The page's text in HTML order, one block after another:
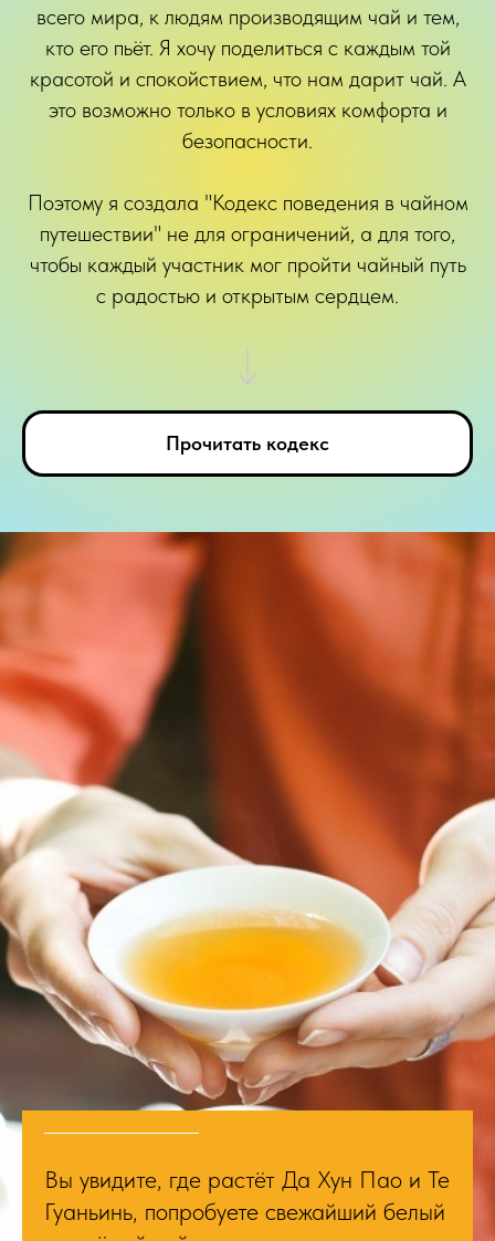
всего мира, к людям производящим чай и тем,
кто его пьёт. Я хочу поделиться с каждым той
красотой и спокойствием, что нам дарит чай. А
это возможно только в условиях комфорта и
безопасности.
Поэтому я создала "Кодекс поведения в чайном
путешествии" не для ограничений, а для того,
чтобы каждый участник мог пройти чайный путь
с радостью и открытым сердцем.
Прочитать кодекс
Вы увидите, где растёт Да Хун Пао и Те
Гуаньинь, попробуете свежайший белый